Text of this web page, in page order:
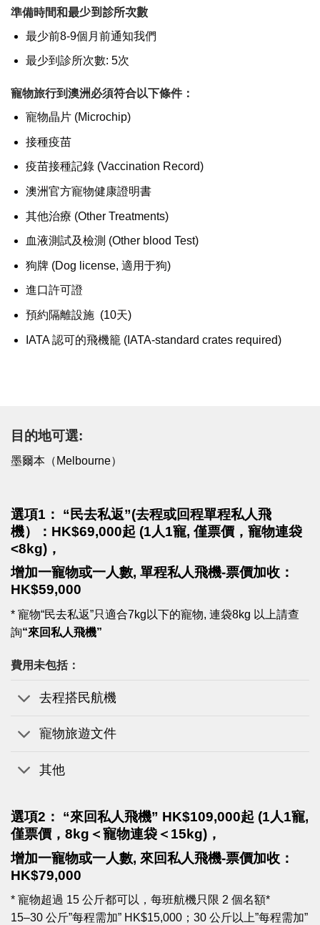
準備時間和最少到診所次數
最少前8-9個月前通知我們
最少到診所次數: 5次
寵物旅行到澳洲必須符合以下條件：
寵物晶片 (Microchip)
接種疫苗
疫苗接種記錄 (Vaccination Record)
澳洲官方寵物健康證明書
其他治療 (Other Treatments)
血液測試及檢測 (Other blood Test)
狗牌 (Dog license, 適用于狗)
進口許可證
預約隔離設施 (10天)
IATA 認可的飛機籠 (IATA-standard crates required)
目的地可選:
墨爾本（Melbourne）
選項1： “民去私返”(去程或回程單程私人飛
機）：HK$69,000起 (1人1寵, 僅票價，寵物連袋
<8kg)，
增加一寵物或一人數, 單程私人飛機-票價加收：
HK$59,000
* 寵物“民去私返”只適合7kg以下的寵物, 連袋8kg 以上請查
詢“來回私人飛機”
費用未包括：
去程搭民航機
寵物旅遊文件
其他
選項2： “來回私人飛機” HK$109,000起 (1人1寵,
僅票價， 8kg＜寵物連袋＜15kg)，
增加一寵物或一人數, 來回私人飛機-票價加收：
HK$79,000
* 寵物超過 15 公斤都可以，每班航機只限 2 個名額*
15–30 公斤”每程需加” HK$15,000；30 公斤以上”每程需加”